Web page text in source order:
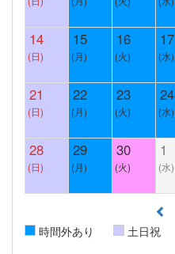
14
(日)
15
(月)
16
(火)
17
(水)
21
(日)
22
(月)
23
(火)
24
(水)
28
(日)
29
(月)
30
(火)
1
(水)
時間外あり
土日祝